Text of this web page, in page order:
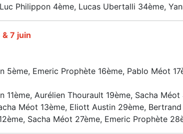
Philippon 4ème, Lucas Ubertalli 34ème,
7 juin
Emeric Prophète 16ème, Pablo Méot
Aurélien Thourault 19ème, Sacha
Méot 13ème, Eliott Austin 29ème,
Sacha Méot 27ème, Emeric Prophète